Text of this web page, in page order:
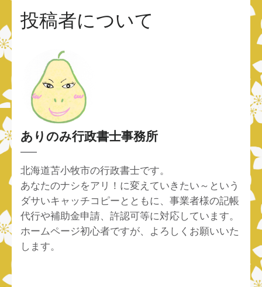
投稿者について
ありのみ行政書士事務所
北海道苫小牧市の行政書士です。
あなたのナシをアリ！に変えていきたい～という
ダサいキャッチコピーとともに、事業者様の記帳
代行や補助金申請、許認可等に対応しています。
ホームページ初心者ですが、よろしくお願いいた
します。